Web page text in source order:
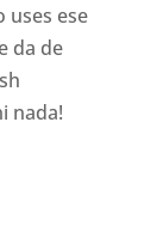
uses ese
da de
nada!